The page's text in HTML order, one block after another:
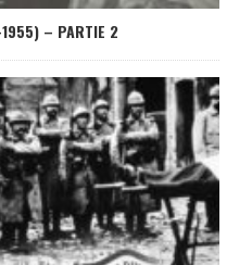
1955) – PARTIE 2